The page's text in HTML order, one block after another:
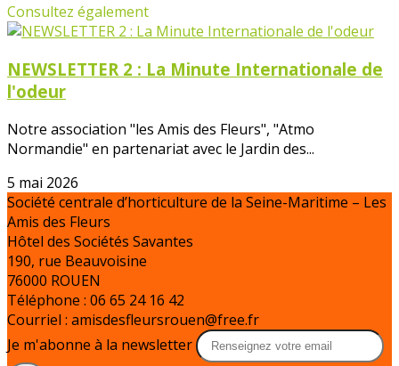
Consultez également
NEWSLETTER 2 : La Minute Internationale de
l'odeur
Notre association "les Amis des Fleurs", "Atmo
Normandie" en partenariat avec le Jardin des...
5 mai 2026
Société centrale d’horticulture de la Seine-Maritime – Les
Amis des Fleurs
Hôtel des Sociétés Savantes
190, rue Beauvoisine
76000 ROUEN
Téléphone : 06 65 24 16 42
Courriel : amisdesfleursrouen@free.fr
Je m'abonne à la newsletter